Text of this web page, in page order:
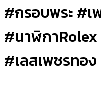
#กรอบพระ #
#นาฬิกา
#เลสเพชรทอง